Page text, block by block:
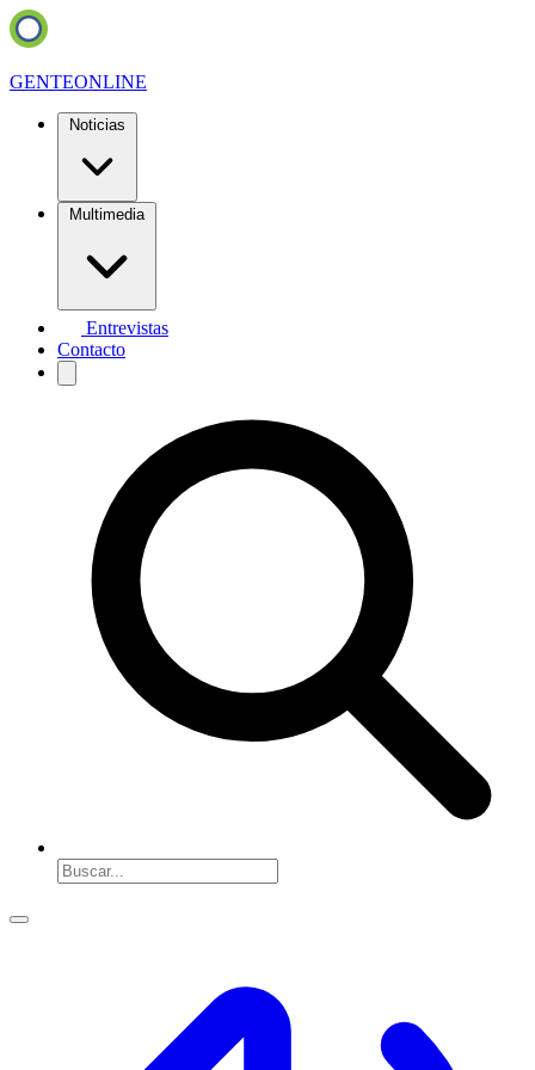
GENTEONLINE
Noticias
Multimedia
Entrevistas
Contacto